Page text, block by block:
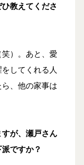
教えてくださ
）。あと、愛
してくれる人
、他の家事は
が、瀬戸さん
ですか？